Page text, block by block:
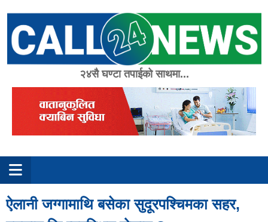
content
२४सै घण्टा तपाईको साथमा...
ऐलानी जग्गामाथि बसेका सुदूरपश्चिमका सहर,